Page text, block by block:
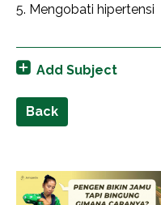
5. Mengobati hipertensi
Add Subject
Back